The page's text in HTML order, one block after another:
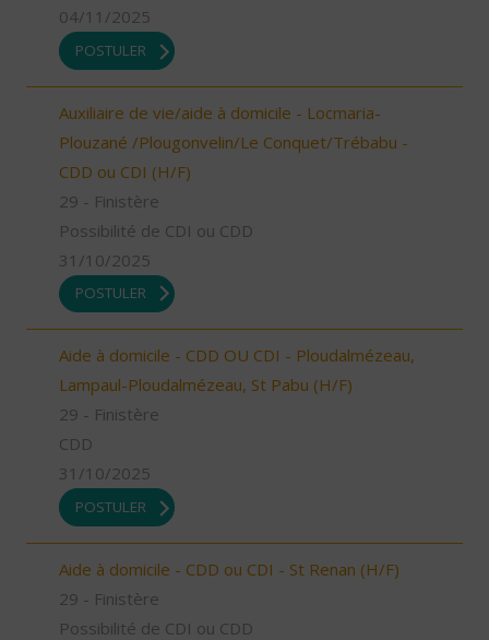
04/11/2025
POSTULER
Auxiliaire de vie/aide à domicile - Locmaria-
Plouzané /Plougonvelin/Le Conquet/Trébabu -
CDD ou CDI (H/F)
29 - Finistère
Possibilité de CDI ou CDD
31/10/2025
POSTULER
Aide à domicile - CDD OU CDI - Ploudalmézeau,
Lampaul-Ploudalmézeau, St Pabu (H/F)
29 - Finistère
CDD
31/10/2025
POSTULER
Aide à domicile - CDD ou CDI - St Renan (H/F)
29 - Finistère
Possibilité de CDI ou CDD